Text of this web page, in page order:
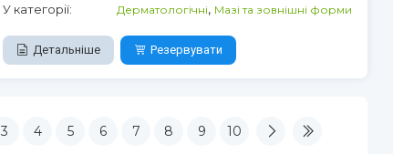
У категорії: Дерматологічні, Мазі та зовнішні форми
Детальніше Резервувати
3 4 5 6 7 8 9 10